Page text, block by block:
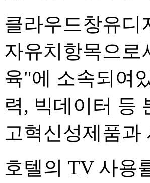
클라우드창유디
자유치항목으로
육"에 소속되여
력, 빅데이터 등
고혁신성제품
호텔의 TV 사용